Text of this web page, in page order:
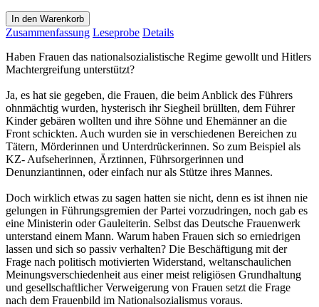
In den Warenkorb
Zusammenfassung Leseprobe Details
Haben Frauen das nationalsozialistische Regime gewollt und Hitlers
Machtergreifung unterstützt?
Ja, es hat sie gegeben, die Frauen, die beim Anblick des Führers
ohnmächtig wurden, hysterisch ihr Siegheil brüllten, dem Führer
Kinder gebären wollten und ihre Söhne und Ehemänner an die
Front schickten. Auch wurden sie in verschiedenen Bereichen zu
Tätern, Mörderinnen und Unterdrückerinnen. So zum Beispiel als
KZ- Aufseherinnen, Ärztinnen, Führsorgerinnen und
Denunziantinnen, oder einfach nur als Stütze ihres Mannes.
Doch wirklich etwas zu sagen hatten sie nicht, denn es ist ihnen nie
gelungen in Führungsgremien der Partei vorzudringen, noch gab es
eine Ministerin oder Gauleiterin. Selbst das Deutsche Frauenwerk
unterstand einem Mann. Warum haben Frauen sich so erniedrigen
lassen und sich so passiv verhalten? Die Beschäftigung mit der
Frage nach politisch motivierten Widerstand, weltanschaulichen
Meinungsverschiedenheit aus einer meist religiösen Grundhaltung
und gesellschaftlicher Verweigerung von Frauen setzt die Frage
nach dem Frauenbild im Nationalsozialismus voraus.